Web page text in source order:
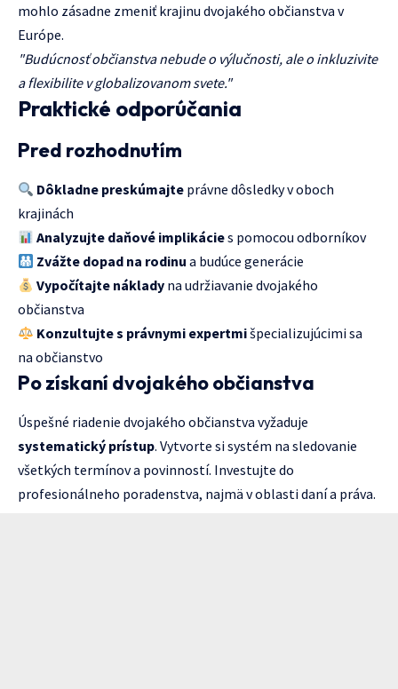
mohlo zásadne zmeniť krajinu dvojakého občianstva v
Európe.
"Budúcnosť občianstva nebude o výlučnosti, ale o inkluzivite
a flexibilite v globalizovanom svete."
Praktické odporúčania
Pred rozhodnutím
Dôkladne preskúmajte právne dôsledky v oboch
krajinách
Analyzujte daňové implikácies pomocou odborníkov
Zvážte dopad na rodinu a budúce generácie
Vypočítajte náklady na udržiavanie dvojakého
občianstva
Konzultujte s právnymi expertmišpecializujúcimi sa
na občianstvo
Po získaní dvojakého občianstva
Úspešné riadenie dvojakého občianstva vyžaduje
systematický prístup. Vytvorte si systém na sledovanie
všetkých termínov a povinností. Investujte do
profesionálneho poradenstva, najmä v oblasti daní a práva.